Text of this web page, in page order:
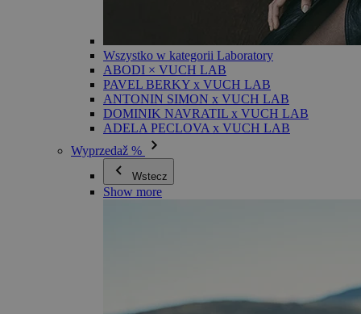
Wszystko w kategorii Laboratory
ABODI × VUCH LAB
PAVEL BERKY x VUCH LAB
ANTONIN SIMON x VUCH LAB
DOMINIK NAVRATIL x VUCH LAB
ADELA PECLOVA x VUCH LAB
Wyprzedaž %
Wstecz
Show more